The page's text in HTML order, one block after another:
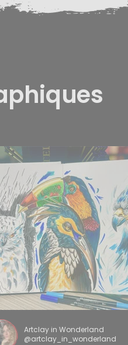
Artclay in Wonderland
@artclay_in_wonderland